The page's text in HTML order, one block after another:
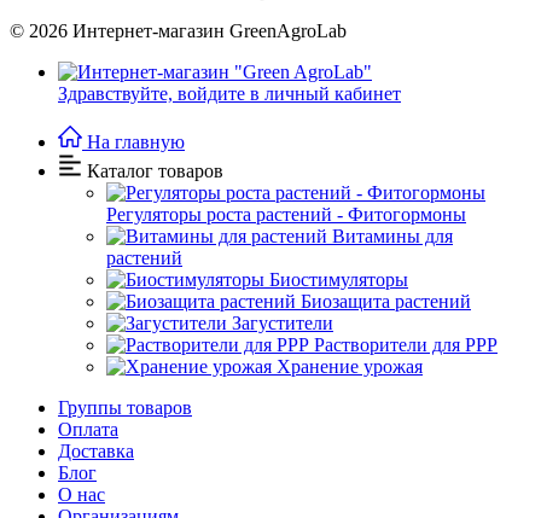
© 2026 Интернет-магазин GreenAgroLab
Здравствуйте, войдите в личный кабинет
На главную
Каталог товаров
Регуляторы роста растений - Фитогормоны
Витамины для
растений
Биостимуляторы
Биозащита растений
Загустители
Растворители для РРР
Хранение урожая
Группы товаров
Оплата
Доставка
Блог
О нас